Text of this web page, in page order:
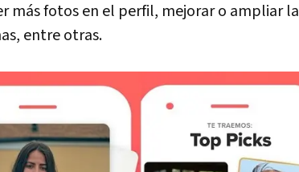
más fotos en el perfil, mejorar o ampliar la
entre otras.